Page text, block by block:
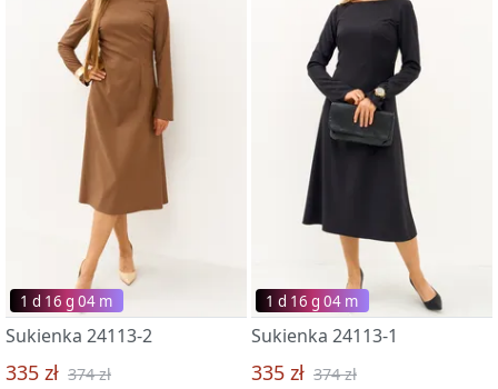
1 d 16 g 03 m
Sukienka 24113-2
335 zł 374 zł
1 d 16 g 03 m
Sukienka 24113-1
335 zł 374 zł